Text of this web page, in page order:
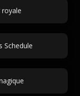
royale
Schedule